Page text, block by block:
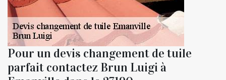
Pour un devis changement de tuile
parfait contactez Brun Luigi à